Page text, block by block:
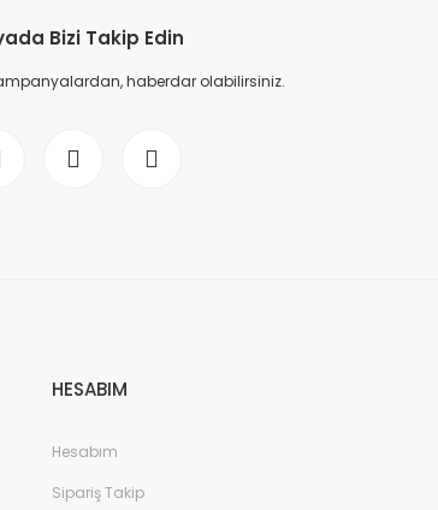
Bizi Takip Edin
haberdar olabilirsiniz.
HESABIM
Hesabım
Sipariş Takip